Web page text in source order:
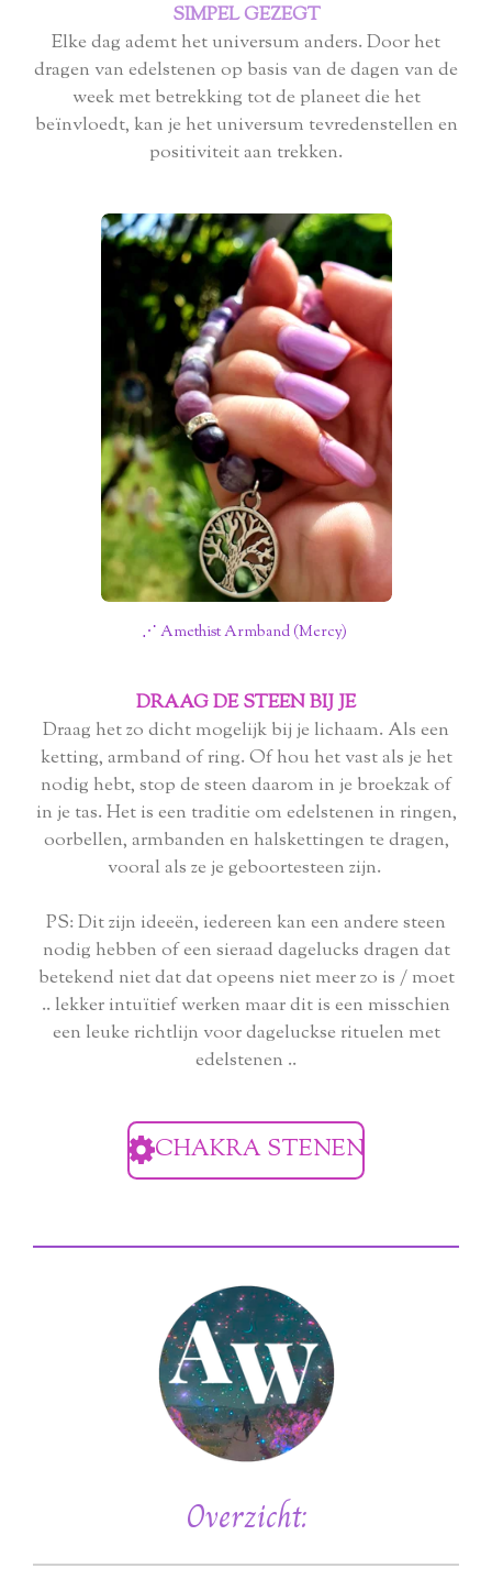
SIMPEL GEZEGT
Elke dag ademt het universum anders. Door het
dragen van edelstenen op basis van de dagen van de
week met betrekking tot de planeet die het
beïnvloedt, kan je het universum tevredenstellen en
positiviteit aan trekken.
⋰ Amethist Armband (Mercy)
DRAAG DE STEEN BIJ JE
Draag het zo dicht mogelijk bij je lichaam. Als een
ketting, armband of ring. Of hou het vast als je het
nodig hebt, stop de steen daarom in je broekzak of
in je tas. Het is een traditie om edelstenen in ringen,
oorbellen, armbanden en halskettingen te dragen,
vooral als ze je geboortesteen zijn.
PS: Dit zijn ideeën, iedereen kan een andere steen
nodig hebben of een sieraad dagelucks dragen dat
betekend niet dat dat opeens niet meer zo is / moet
.. lekker intuïtief werken maar dit is een misschien
een leuke richtlijn voor dageluckse rituelen met
edelstenen ..
CHAKRA STENEN
Overzicht: